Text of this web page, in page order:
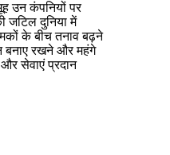
उन कंपनियों पर
जटिल दुनिया में
के बीच तनाव बढ़ने
बनाए रखने और महंगे
सेवाएं प्रदान